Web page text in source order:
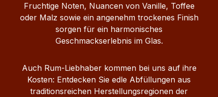
Fruchtige Noten, Nuancen von Vanille, Toffee
oder Malz sowie ein angenehm trockenes Finish
sorgen für ein harmonisches
Geschmackserlebnis im Glas.
Auch Rum-Liebhaber kommen bei uns auf ihre
Kosten: Entdecken Sie edle Abfüllungen aus
traditionsreichen Herstellungsregionen der